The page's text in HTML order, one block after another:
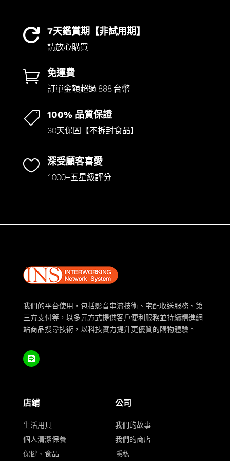
 7天鑑賞期【非試用期】
請放心購買
 免運費
訂單金額超過 888 台幣
 100% 品質保證
30天保固【不拆封食品】
 深受顧客喜愛
1000+五星級評分
我們的平台使用，包括影音串流技術、宅配收送服務、第
三方支付等，以多元方式提供客戶便利服務並持續精進網
站商品搜尋技術，以科技實力提升更優質的購物體驗。
店鋪
生活用具
個人清潔保養
保健、食品
公司
我們的故事
我們的商店
隱私